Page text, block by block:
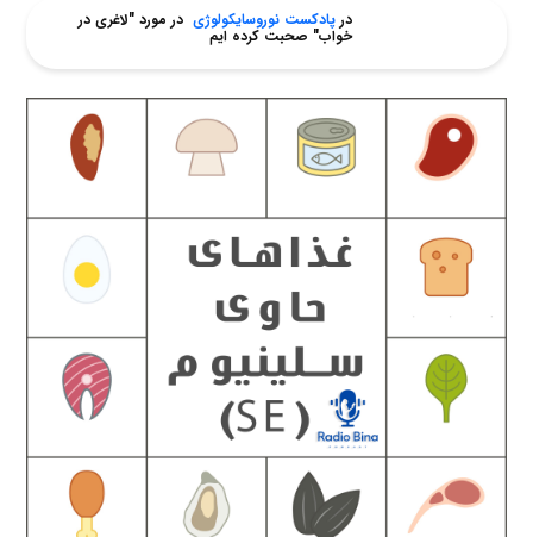
درپادکست نوروسایکولوژی در مورد "لاغری در
خواب" صحبت کرده ایم